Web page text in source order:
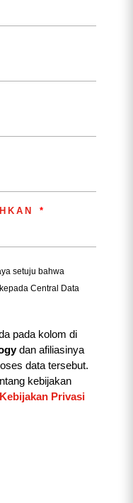
setuju bahwa
Central Data
pada kolom di
dan afiliasinya
data tersebut.
kebijakan
Kebijakan Privasi